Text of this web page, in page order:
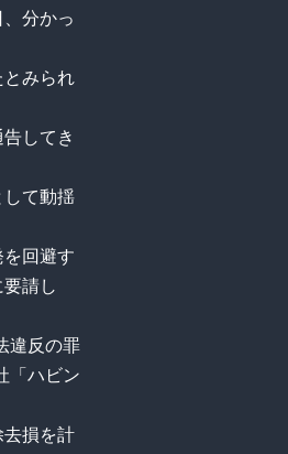
分かっ
とみられ
してき
して動揺
回避す
請し
違反の罪
「ハビン
去損を計